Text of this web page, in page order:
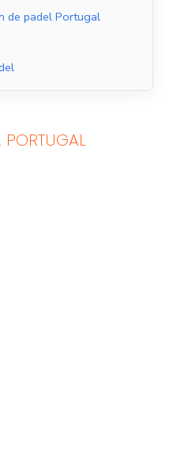
de padel Portugal
PORTUGAL